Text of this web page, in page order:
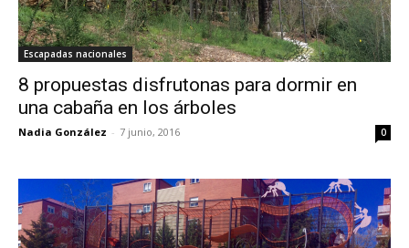
Escapadas nacionales
8 propuestas disfrutonas para dormir en
una cabaña en los árboles
Nadia González - 7 junio, 2016 0